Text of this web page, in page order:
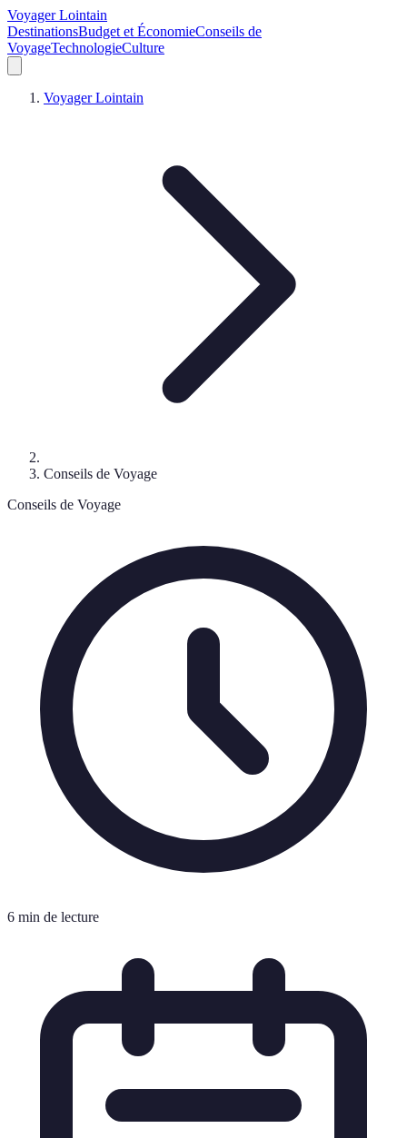
Voyager Lointain
DestinationsBudget et ÉconomieConseils de
VoyageTechnologieCulture
Voyager Lointain
Conseils de Voyage
Conseils de Voyage
6 min de lecture